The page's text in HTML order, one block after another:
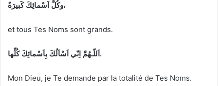
وكُلُّ اَسْمائِكَ كَبيرَةٌ،
et tous Tes Noms sont grands.
اَللّـهُمَّ اِنّي اَسْاَلُكَ بِاَسْمائِكَ كُلِّها.
Mon Dieu, je Te demande par la totalité de Tes Noms.